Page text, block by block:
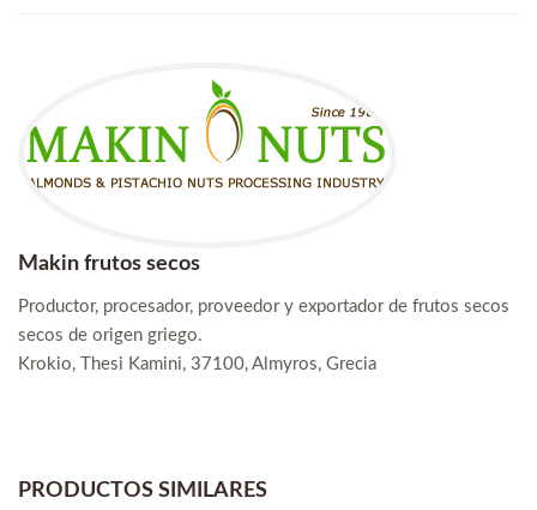
Makin frutos secos
Productor, procesador, proveedor y exportador de frutos secos
secos de origen griego.
Krokio, Thesi Kamini, 37100, Almyros, Grecia
PRODUCTOS SIMILARES